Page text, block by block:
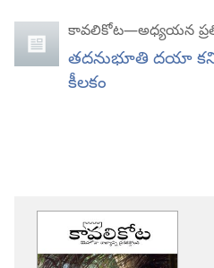
కావలికోట—అధ్యయన
తదనుభూతి దయా
కీలకం